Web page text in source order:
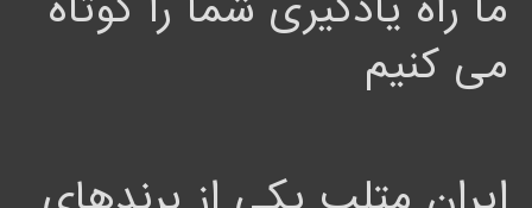
می کنیم